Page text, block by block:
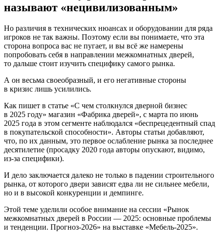
называют «нецивилизованным»
Но различия в технических нюансах и оборудовании для ряда
игроков не так важны. Поэтому если вы понимаете, что эта
сторона вопроса вас не пугает, и вы всё же намерены
попробовать себя в направлении межкомнатных дверей,
то дальше стоит изучить специфику самого рынка.
А он весьма своеобразный, и его негативные стороны
в кризис лишь усилились.
Как пишет в статье «С чем столкнулся дверной бизнес
в 2025 году» магазин «Фабрика дверей», с марта по июнь
2025 года в этом сегменте наблюдался «беспрецедентный спад
в покупательской способности». Авторы статьи добавляют,
что, по их данным, это первое ослабление рынка за последнее
десятилетие (просадку 2020 года авторы опускают, видимо,
из-за специфики).
И дело заключается далеко не только в падении строительного
рынка, от которого двери зависят едва ли не сильнее мебели,
но и в высокой конкуренции и демпинге.
Этой теме уделили особое внимание на сессии «Рынок
межкомнатных дверей в России ― 2025: основные проблемы
и тенденции. Прогноз‑2026» на выставке «Мебель‑2025».